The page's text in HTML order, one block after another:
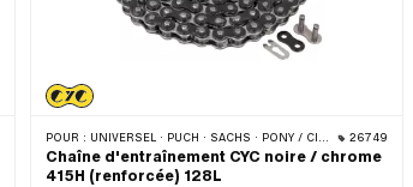
POUR : UNIVERSEL · PUCH · SACHS · PONY / CILO (BÊTA 521 & 512) · ZÜNDAPP BELMONDO · TOMOS · BYE BIKE 26749
Chaîne d'entraînement CYC noire / chrome
415H (renforcée) 128L